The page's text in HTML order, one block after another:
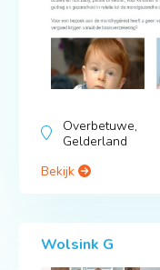
Overbetuwe,
Gelderland
Bekijk
Wolsink G